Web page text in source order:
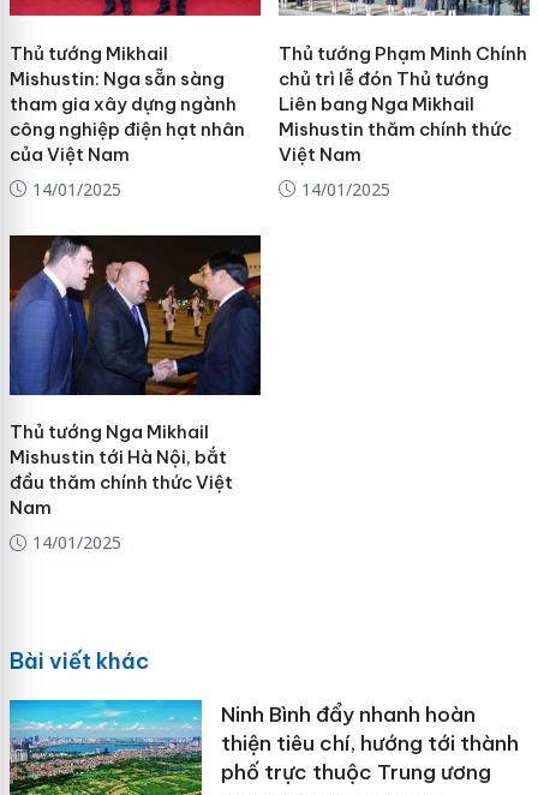
Thủ tướng Mikhail
Mishustin: Nga sẵn sàng
tham gia xây dựng ngành
công nghiệp điện hạt nhân
của Việt Nam
14/01/2025
Thủ tướng Phạm Minh Chính
chủ trì lễ đón Thủ tướng
Liên bang Nga Mikhail
Mishustin thăm chính thức
Việt Nam
14/01/2025
Thủ tướng Nga Mikhail
Mishustin tới Hà Nội, bắt
đầu thăm chính thức Việt
Nam
14/01/2025
Bài viết khác
Ninh Bình đẩy nhanh hoàn
thiện tiêu chí, hướng tới thành
phố trực thuộc Trung ương